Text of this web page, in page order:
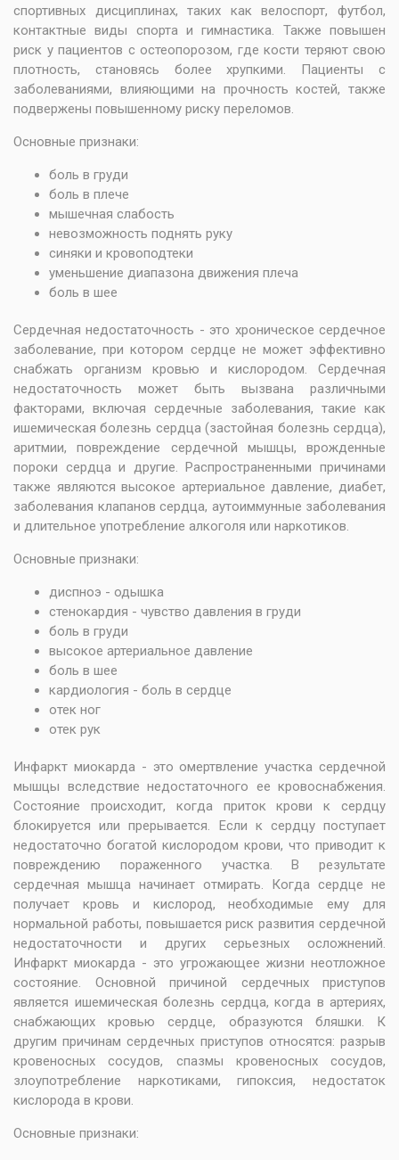
спортивных дисциплинах, таких как велоспорт, футбол,
контактные виды спорта и гимнастика. Также повышен
риск у пациентов с остеопорозом, где кости теряют свою
плотность, становясь более хрупкими. Пациенты с
заболеваниями, влияющими на прочность костей, также
подвержены повышенному риску переломов.
Основные признаки:
боль в груди
боль в плече
мышечная слабость
невозможность поднять руку
синяки и кровоподтеки
уменьшение диапазона движения плеча
боль в шее
Сердечная недостаточность - это хроническое сердечное
заболевание, при котором сердце не может эффективно
снабжать организм кровью и кислородом. Сердечная
недостаточность может быть вызвана различными
факторами, включая сердечные заболевания, такие как
ишемическая болезнь сердца (застойная болезнь сердца),
аритмии, повреждение сердечной мышцы, врожденные
пороки сердца и другие. Распространенными причинами
также являются высокое артериальное давление, диабет,
заболевания клапанов сердца, аутоиммунные заболевания
и длительное употребление алкоголя или наркотиков.
Основные признаки:
диспноэ - одышка
стенокардия - чувство давления в груди
боль в груди
высокое артериальное давление
боль в шее
кардиология - боль в сердце
отек ног
отек рук
Инфаркт миокарда - это омертвление участка сердечной
мышцы вследствие недостаточного ее кровоснабжения.
Состояние происходит, когда приток крови к сердцу
блокируется или прерывается. Если к сердцу поступает
недостаточно богатой кислородом крови, что приводит к
повреждению пораженного участка. В результате
сердечная мышца начинает отмирать. Когда сердце не
получает кровь и кислород, необходимые ему для
нормальной работы, повышается риск развития сердечной
недостаточности и других серьезных осложнений.
Инфаркт миокарда - это угрожающее жизни неотложное
состояние. Основной причиной сердечных приступов
является ишемическая болезнь сердца, когда в артериях,
снабжающих кровью сердце, образуются бляшки. К
другим причинам сердечных приступов относятся: разрыв
кровеносных сосудов, спазмы кровеносных сосудов,
злоупотребление наркотиками, гипоксия, недостаток
кислорода в крови.
Основные признаки: